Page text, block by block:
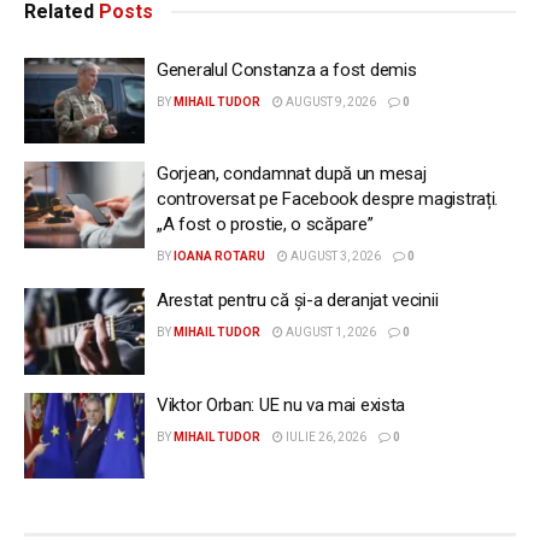
Related Posts
Generalul Constanza a fost demis
BY MIHAIL TUDOR AUGUST 9, 2026 0
Gorjean, condamnat după un mesaj
controversat pe Facebook despre magistrați.
„A fost o prostie, o scăpare”
BY IOANA ROTARU AUGUST 3, 2026 0
Arestat pentru că și-a deranjat vecinii
BY MIHAIL TUDOR AUGUST 1, 2026 0
Viktor Orban: UE nu va mai exista
BY MIHAIL TUDOR IULIE 26, 2026 0